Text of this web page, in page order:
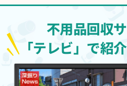
不用品回収
「テレビ」で紹